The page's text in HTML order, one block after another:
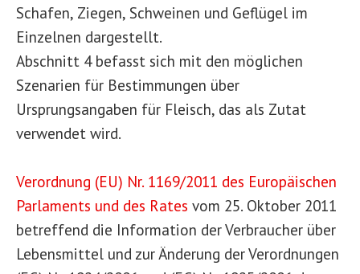
Schafen, Ziegen, Schweinen und Geflügel im
Einzelnen dargestellt.
Abschnitt 4 befasst sich mit den möglichen
Szenarien für Bestimmungen über
Ursprungsangaben für Fleisch, das als Zutat
verwendet wird.
Verordnung (EU) Nr. 1169/2011 des Europäischen
Parlaments und des Rates vom 25. Oktober 2011
betreffend die Information der Verbraucher über
Lebensmittel und zur Änderung der Verordnungen